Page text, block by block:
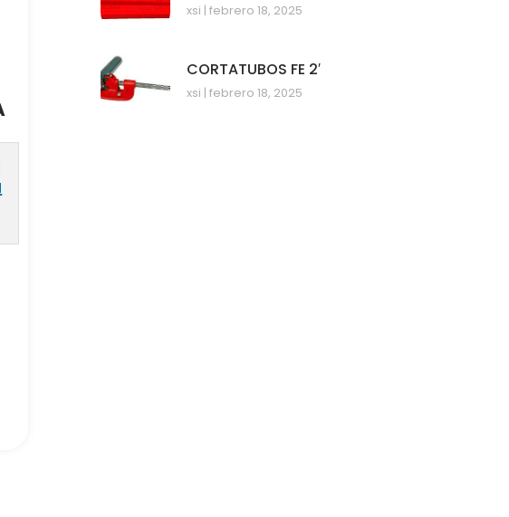
xsi febrero 18, 2025
CORTATUBOS FE 2′
xsi febrero 18, 2025